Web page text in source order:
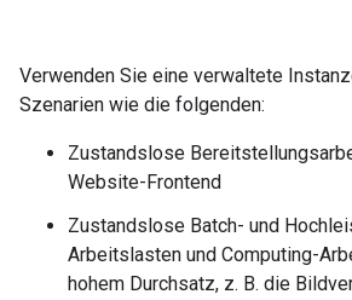
Verwenden Sie eine verwaltete
Szenarien wie die folgenden:
Zustandslose
Website-Frontend
Zustandslose Batch- und
Arbeitslasten und Computing-
hohem Durchsatz, z. B. die